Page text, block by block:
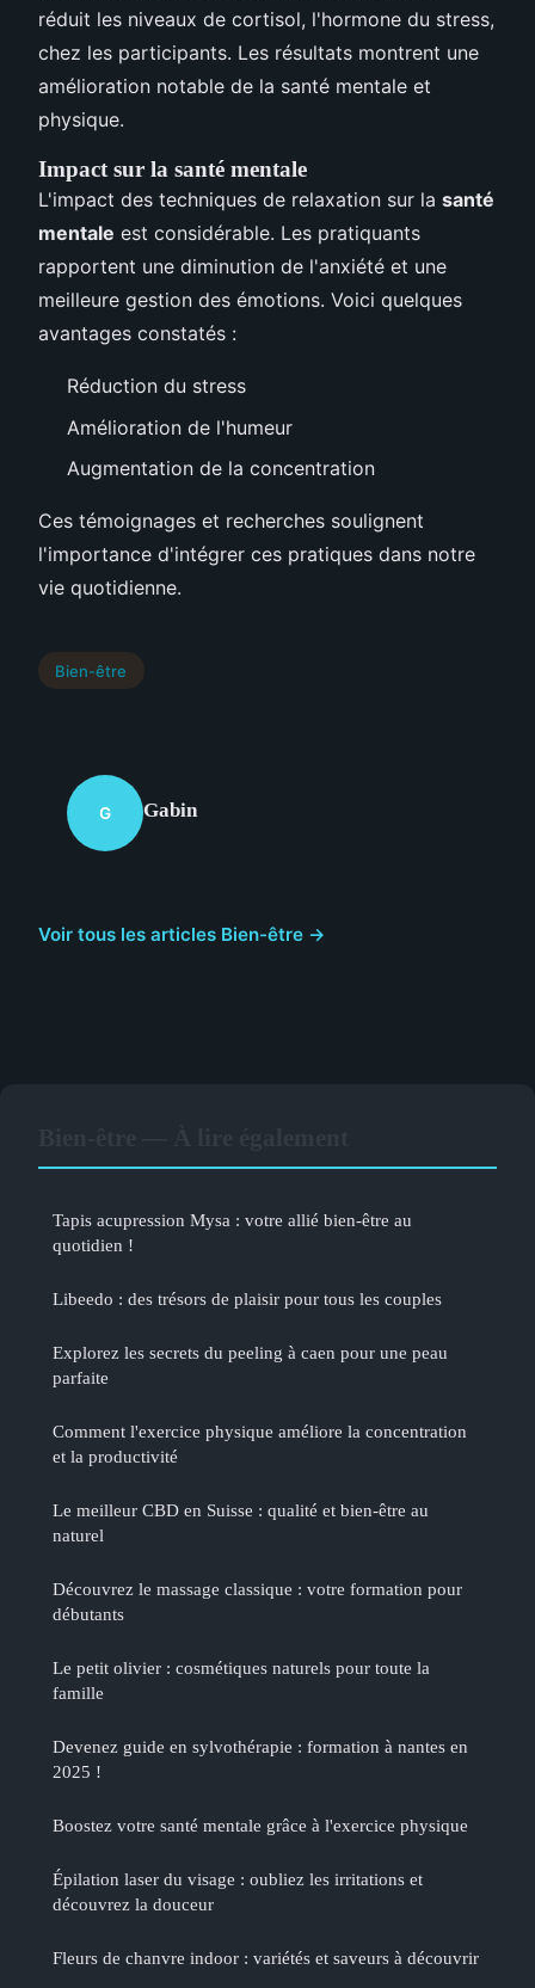
réduit les niveaux de cortisol, l'hormone du stress,
chez les participants. Les résultats montrent une
amélioration notable de la santé mentale et
physique.
Impact sur la santé mentale
L'impact des techniques de relaxation sur la santé
mentale est considérable. Les pratiquants
rapportent une diminution de l'anxiété et une
meilleure gestion des émotions. Voici quelques
avantages constatés :
Réduction du stress
Amélioration de l'humeur
Augmentation de la concentration
Ces témoignages et recherches soulignent
l'importance d'intégrer ces pratiques dans notre
vie quotidienne.
Bien-être
G Gabin
Voir tous les articles Bien-être →
Tapis acupression Mysa : votre allié bien-être au
quotidien !
Libeedo : des trésors de plaisir pour tous les couples
Explorez les secrets du peeling à caen pour une peau
parfaite
Comment l'exercice physique améliore la concentration
et la productivité
Le meilleur CBD en Suisse : qualité et bien-être au
naturel
Découvrez le massage classique : votre formation pour
débutants
Le petit olivier : cosmétiques naturels pour toute la
famille
Devenez guide en sylvothérapie : formation à nantes en
2025 !
Boostez votre santé mentale grâce à l'exercice physique
Épilation laser du visage : oubliez les irritations et
découvrez la douceur
Fleurs de chanvre indoor : variétés et saveurs à découvrir